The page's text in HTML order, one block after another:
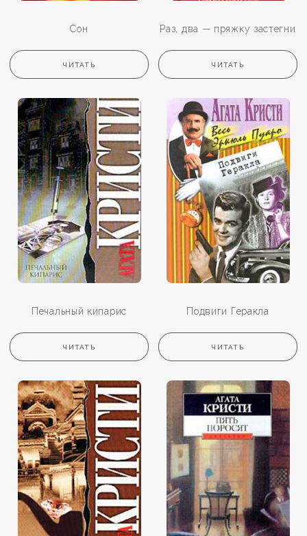
Сон
ЧИТАТЬ
Раз, два — пряжку застегни
ЧИТАТЬ
Печальный кипарис
ЧИТАТЬ
Подвиги Геракла
ЧИТАТЬ